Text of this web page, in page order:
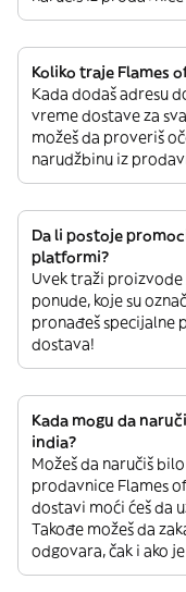
Koliko traje Flames
Kada dodaš adresu
vreme dostave za
možeš da proveriš
narudžbinu iz
Da li postoje
platformi?
Uvek traži
ponude, koje su
pronađeš specijalne
dostava!
Kada mogu da
india?
Možeš da naručiš
prodavnice Flames
dostavi moći ćeš da
Takođe možeš da
odgovara, čak i ako